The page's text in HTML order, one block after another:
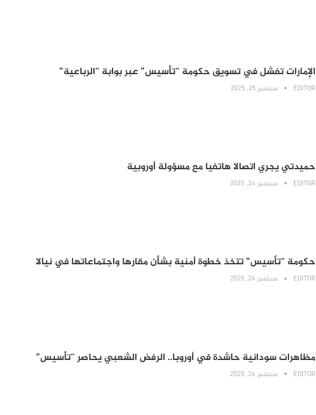
الإمارات تفشل في تسويق حكومة “تأسيس” عبر بوابة “الرباعية”
EDITOR سبتمبر 25, 2025
حميدتي يجري اتصالا هاتفيا مع مسؤولة أوروبية
EDITOR سبتمبر 24, 2025
حكومة “تأسيس” تتخذ خطوة أمنية بشأن مقارها واجتماعاتها في نيالا
EDITOR سبتمبر 24, 2025
مظاهرات سودانية حاشدة في أوروبا.. الرفض الشعبي يحاصر “تأسيس”
EDITOR سبتمبر 24, 2025